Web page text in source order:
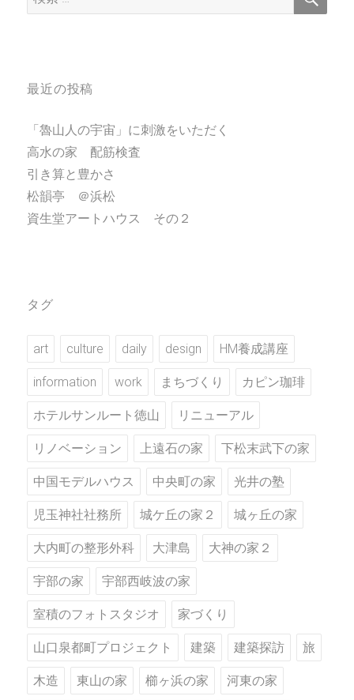
索:
最近の投稿
「魯山人の宇宙」に刺激をいただく
高水の家 配筋検査
引き算と豊かさ
松韻亭 ＠浜松
資生堂アートハウス その２
タグ
art culture daily design HM養成講座
information work まちづくり カピン珈琲
ホテルサンルート徳山 リニューアル
リノベーション 上遠石の家 下松末武下の家
中国モデルハウス 中央町の家 光井の塾
児玉神社社務所 城ケ丘の家２ 城ヶ丘の家
大内町の整形外科 大津島 大神の家２
宇部の家 宇部西岐波の家
室積のフォトスタジオ 家づくり
山口泉都町プロジェクト 建築 建築探訪 旅
木造 東山の家 櫛ヶ浜の家 河東の家